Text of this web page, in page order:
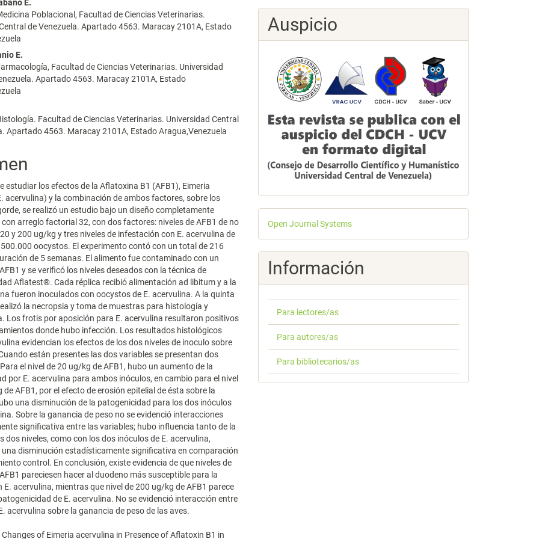
E.
Poblacional, Facultad de Ciencias Veterinarias.
de Venezuela. Apartado 4563. Maracay 2101A, Estado
E.
Facultad de Ciencias Veterinarias. Universidad
Apartado 4563. Maracay 2101A, Estado
Facultad de Ciencias Veterinarias. Universidad Central
Apartado 4563. Maracay 2101A, Estado Aragua,Venezuela
estudiar los efectos de la Aflatoxina B1 (AFB1), Eimeria
acervulina) y la combinación de ambos factores, sobre los
se realizó un estudio bajo un diseño completamente
arreglo factorial 32, con dos factores: niveles de AFB1 de no
y 200 ug/kg y tres niveles de infestación con E. acervulina de
oocystos. El experimento contó con un total de 216
de 5 semanas. El alimento fue contaminado con un
y se verificó los niveles deseados con la técnica de
Aflatest®. Cada réplica recibió alimentación ad libitum y a la
fueron inoculados con oocystos de E. acervulina. A la quinta
la necropsia y toma de muestras para histología y
Los frotis por aposición para E. acervulina resultaron positivos
donde hubo infección. Los resultados histológicos
evidencian los efectos de los dos niveles de inoculo sobre
están presentes las dos variables se presentan dos
el nivel de 20 ug/kg de AFB1, hubo un aumento de la
por E. acervulina para ambos inóculos, en cambio para el nivel
de AFB1, por el efecto de erosión epitelial de ésta sobre la
una disminución de la patogenicidad para los dos inóculos
Sobre la ganancia de peso no se evidenció interacciones
significativa entre las variables; hubo influencia tanto de la
dos niveles, como con los dos inóculos de E. acervulina,
disminución estadísticamente significativa en comparación
control. En conclusión, existe evidencia de que niveles de
pareciesen hacer al duodeno más susceptible para la
E. acervulina, mientras que nivel de 200 ug/kg de AFB1 parece
de E. acervulina. No se evidenció interacción entre
acervulina sobre la ganancia de peso de las aves.
of Eimeria acervulina in Presence of Aflatoxin B1 in
Auspicio
Desarrollado
por
Open Journal Systems
Información
Para lectores/as
Para autores/as
Para bibliotecarios/as